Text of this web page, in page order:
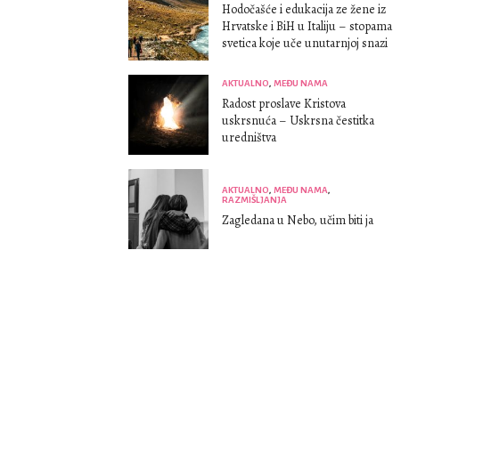
Hodočašće i edukacija ze žene iz
Hrvatske i BiH u Italiju – stopama
svetica koje uče unutarnjoj snazi
AKTUALNO, MEĐU NAMA
Radost proslave Kristova
uskrsnuća – Uskrsna čestitka
uredništva
AKTUALNO, MEĐU NAMA,
RAZMIŠLJANJA
Zagledana u Nebo, učim biti ja